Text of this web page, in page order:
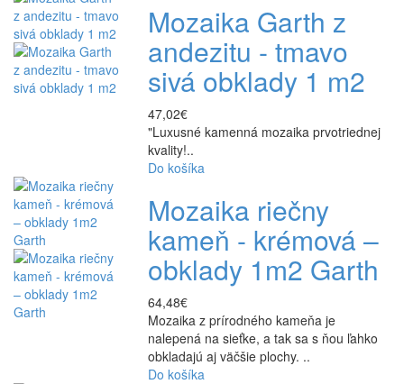
Mozaika Garth z
andezitu - tmavo
sivá obklady 1 m2
47,02€
"Luxusné kamenná mozaika prvotriednej
kvality!..
Do košíka
Mozaika riečny
kameň - krémová –
obklady 1m2 Garth
64,48€
Mozaika z prírodného kameňa je
nalepená na sieťke, a tak sa s ňou ľahko
obkladajú aj väčšie plochy. ..
Do košíka